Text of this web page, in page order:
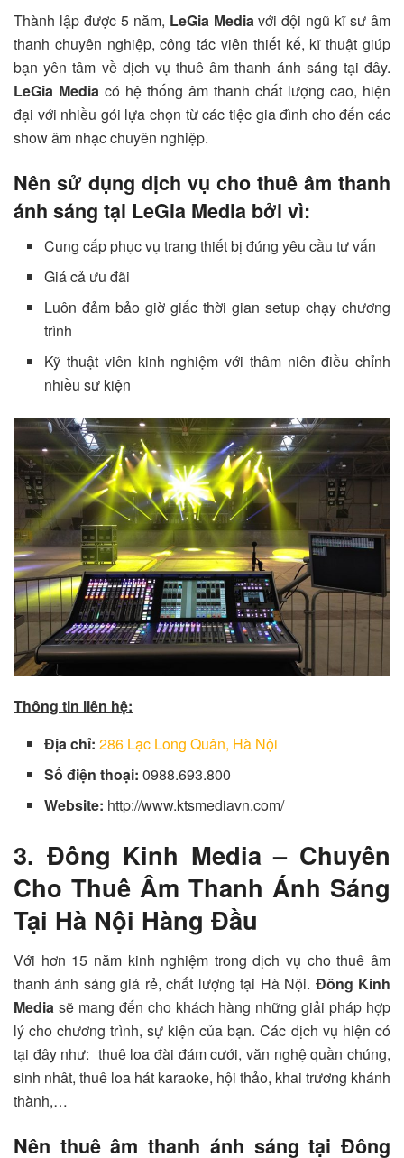
Thành lập được 5 năm, LeGia Mediavới đội ngũ kĩ sư âm
thanh chuyên nghiệp, công tác viên thiết kế, kĩ thuật giúp
bạn yên tâm về dịch vụ thuê âm thanh ánh sáng tại đây.
LeGia Media có hệ thống âm thanh chất lượng cao, hiện
đại với nhiều gói lựa chọn từ các tiệc gia đình cho đến các
show âm nhạc chuyên nghiệp.
Nên sử dụng dịch vụ cho thuê âm thanh
ánh sáng tại LeGia Media bởi vì:
Cung cấp phục vụ trang thiết bị đúng yêu cầu tư vấn
Giá cả ưu đãi
Luôn đảm bảo giờ giấc thời gian setup chạy chương
trình
Kỹ thuật viên kinh nghiệm với thâm niên điều chỉnh
nhiều sư kiện
Thông tin liên hệ:
Địa chỉ: 286 Lạc Long Quân, Hà Nội
Số điện thoại: 0988.693.800
Website: http://www.ktsmediavn.com/
3. Đông Kinh Media – Chuyên
Cho Thuê Âm Thanh Ánh Sáng
Tại Hà Nội Hàng Đầu
Với hơn 15 năm kinh nghiệm trong dịch vụ cho thuê âm
thanh ánh sáng giá rẻ, chất lượng tại Hà Nội. Đông Kinh
Media sẽ mang đến cho khách hàng những giải pháp hợp
lý cho chương trình, sự kiện của bạn. Các dịch vụ hiện có
tại đây như: thuê loa đài đám cưới, văn nghệ quần chúng,
sinh nhât, thuê loa hát karaoke, hội thảo, khai trương khánh
thành,…
Nên thuê âm thanh ánh sáng tại Đông